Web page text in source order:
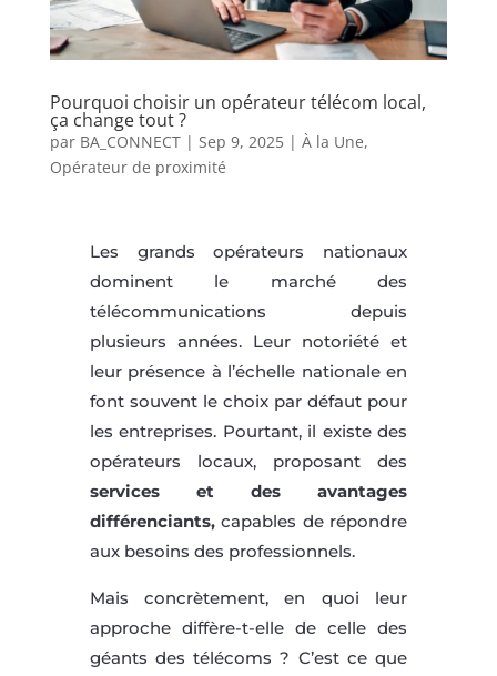
Pourquoi choisir un opérateur télécom local,
ça change tout ?
par BA_CONNECT| Sep 9, 2025| À la Une,
Opérateur de proximité
Les grands opérateurs nationaux
dominent le marché des
télécommunications depuis
plusieurs années. Leur notoriété et
leur présence à l’échelle nationale en
font souvent le choix par défaut pour
les entreprises. Pourtant, il existe des
opérateurs locaux, proposant des
services et des avantages
différenciants,capables de répondre
aux besoins des professionnels.
Mais concrètement, en quoi leur
approche diffère-t-elle de celle des
géants des télécoms ? C’est ce que